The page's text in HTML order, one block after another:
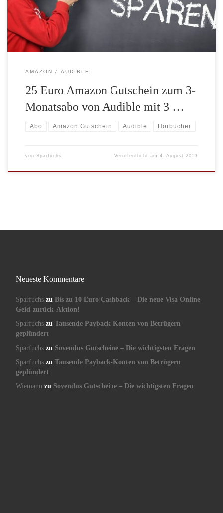
100.000 Hörbuch Titel. Sie zahlen unabhängig vom regulären
Einzelpreis im Abo für […]
AMAZON AUDIBLE
25 Euro Amazon Gutschein zum 3-
Monatsabo von Audible mit 3 …
Abo Amazon Gutschein Audible Hörbücher
von Sparfuchs Veröffentlicht am4. August 2013
Neueste Kommentare
Sparfuchszu Bis zu 10 Euro Cashback – Die neue Visa Online-
Geld-zurück-Aktion!
Sparfuchszu Tausende Payback-Konten von Betrügern
geplündert
Sparfuchszu Sovendus Gutscheine – Die wichtigsten Fragen
Sparfuchszu Tausende Payback-Konten von Betrügern
geplündert
Wiemann zu Sovendus Gutscheine – Die wichtigsten Fragen